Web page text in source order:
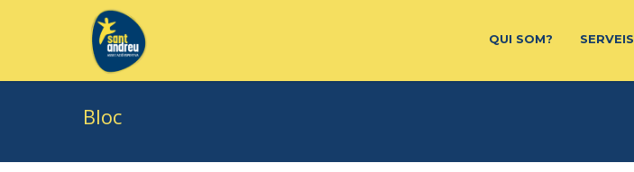
QUI SOM? SERVEIS
Bloc